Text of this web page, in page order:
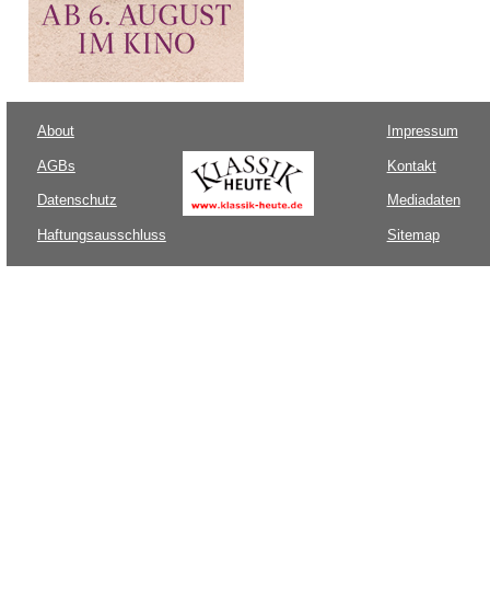
About
AGBs
Datenschutz
Haftungsausschluss
Impressum
Kontakt
Mediadaten
Sitemap